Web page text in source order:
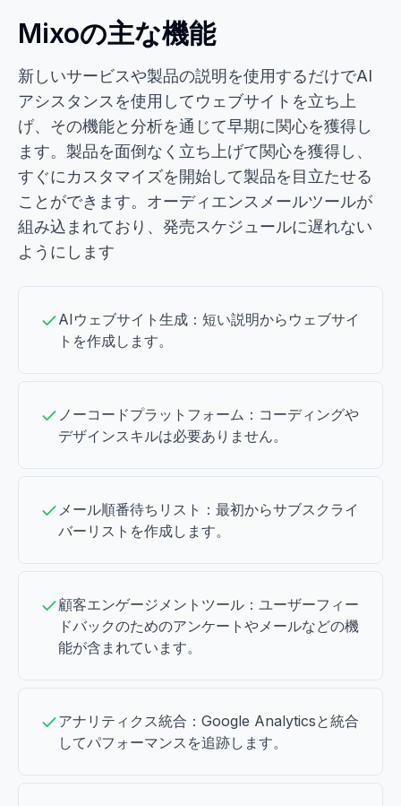
Mixoの主な機能
新しいサービスや製品の説明を使用するだけでAI
アシスタンスを使用してウェブサイトを立ち上
げ、その機能と分析を通じて早期に関心を獲得し
ます。製品を面倒なく立ち上げて関心を獲得し、
すぐにカスタマイズを開始して製品を目立たせる
ことができます。オーディエンスメールツールが
組み込まれており、発売スケジュールに遅れない
ようにします
AIウェブサイト生成：短い説明からウェブサイ
トを作成します。
ノーコードプラットフォーム：コーディングや
デザインスキルは必要ありません。
メール順番待ちリスト：最初からサブスクライ
バーリストを作成します。
顧客エンゲージメントツール：ユーザーフィー
ドバックのためのアンケートやメールなどの機
能が含まれています。
アナリティクス統合：Google Analyticsと統合
してパフォーマンスを追跡します。